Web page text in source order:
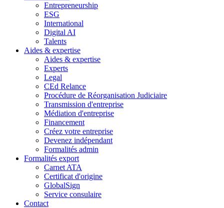
Entrepreneurship
ESG
International
Digital AI
Talents
Aides & expertise
Aides & expertise
Experts
Legal
CEd Relance
Procédure de Réorganisation Judiciaire
Transmission d'entreprise
Médiation d'entreprise
Financement
Créez votre entreprise
Devenez indépendant
Formalités admin
Formalités export
Carnet ATA
Certificat d'origine
GlobalSign
Service consulaire
Contact